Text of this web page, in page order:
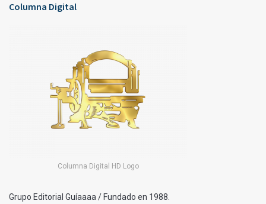
Columna Digital
Columna Digital HD Logo
Grupo Editorial Guíaaaa / Fundado en 1988.